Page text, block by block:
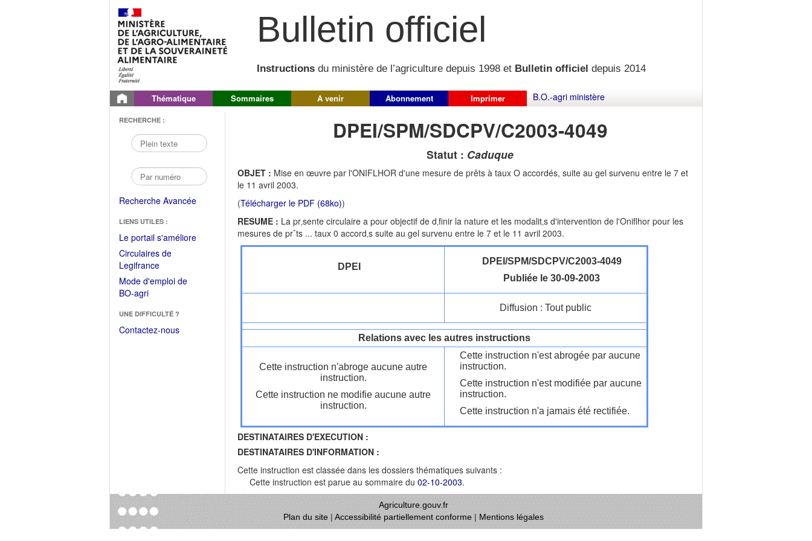
Bulletin officiel
Instructions du ministère de l’agriculture depuis 1998 et Bulletin officiel depuis 2014
Thématique Sommaires A venir Abonnement Imprimer B.O.-agri ministère
RECHERCHE :
Recherche Avancée
LIENS UTILES :
Le portail s'améliore(Fichier
Circulaires de
Legifrance(Ouvrir
dans
une
fenêtre)
Mode d'emploi de
BO-agri(Ouvrir
une
nouvelle
UNE DIFFICULTÉ ?
Contactez-nous
DPEI/SPM/SDCPV/C2003-4049
Statut : Caduque
OBJET : Mise en œuvre par l'ONIFLHOR d'une mesure de prêts à taux O accordés, suite au gel survenu entre le 7 et
le 11 avril 2003.
(Télécharger le PDF (68ko))
RESUME : La pr‚sente circulaire a pour objectif de d‚finir la nature et les modalit‚s d'intervention de l'Oniflhor pour les
mesures de prˆts ... taux 0 accord‚s suite au gel survenu entre le 7 et le 11 avril 2003.
DPEI
DPEI/SPM/SDCPV/C2003-4049
Publiée le 30-09-2003
Diffusion : Tout public
Relations avec les autres instructions
Cette instruction n'abroge aucune autre
instruction.
Cette instruction ne modifie aucune autre
instruction.
Cette instruction n'est abrogée par aucune
instruction.
Cette instruction n'est modifiée par aucune
instruction.
Cette instruction n'a jamais été rectifiée.
DESTINATAIRES D'EXECUTION :
DESTINATAIRES D'INFORMATION :
Cette instruction est classée dans les dossiers thématiques suivants :
Cette instruction est parue au sommaire du 02-10-2003.
Agriculture.gouv.fr
Plan du site|Accessibilité partiellement conforme|Mentions légales